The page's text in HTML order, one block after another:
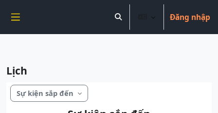
Chuyển tới nội dung chính
Chuyển đổi chọn tìm kiếm
Đăng nhập
Lịch
Sự kiện sắp đến